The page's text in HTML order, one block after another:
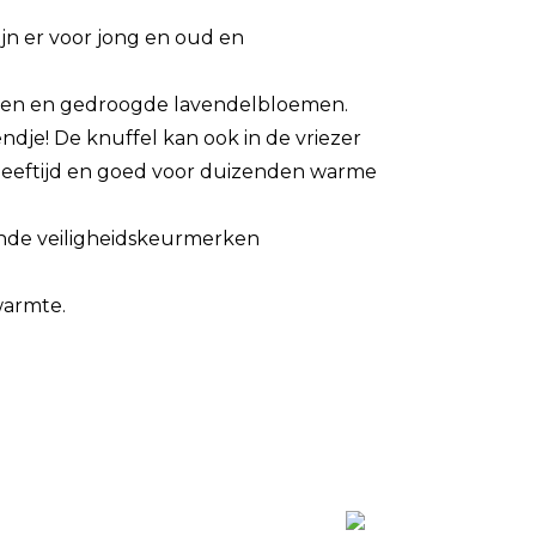
er voor jong en oud en
en gedroogde lavendelbloemen.
De knuffel kan ook in de vriezer
en goed voor duizenden warme
veiligheidskeurmerken